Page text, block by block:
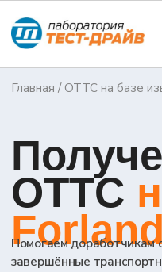
ОТТС
Forland
Помогаем доработчикам
завершённые транспортные
от согласования применения шасси
представительством бренда до
реестре Росстандарта. Ведём
подготовки технического досье и
до сопровождения испытаний в
лабораториях